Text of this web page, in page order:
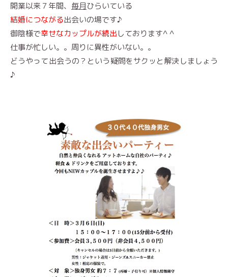
開業以来７年間、 毎月ひらいている
結婚につながる出会いの場です♪
御陰様で幸せなカップルが続出しております^ ^
仕事が忙しい。。周りに異性がいない。。
どうやって出会うの？という疑問をサクッと解決しましょう
♪